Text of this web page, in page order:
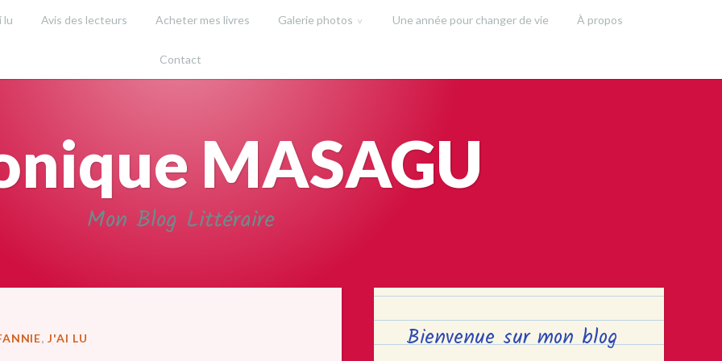
lu Avis des lecteurs Acheter mes livres Galerie photos Une année pour changer de vie À propos
Contact
MASAGU
Mon Blog Littéraire
,J'AI LU Bienvenue sur mon blog